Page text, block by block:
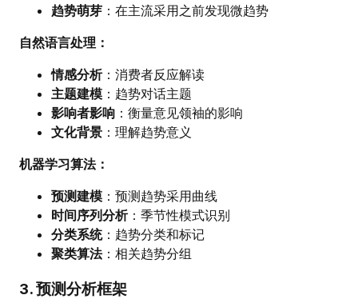
趋势萌芽 ：在主流采用之前发现微趋势
自然语言处理：
情感分析：消费者反应解读
主题建模 ：趋势对话主题
影响者影响 ：衡量意见领袖的影响
文化背景 ：理解趋势意义
机器学习算法：
预测建模 ：预测趋势采用曲线
时间序列分析：季节性模式识别
分类系统：趋势分类和标记
聚类算法：相关趋势分组
3. 预测分析框架